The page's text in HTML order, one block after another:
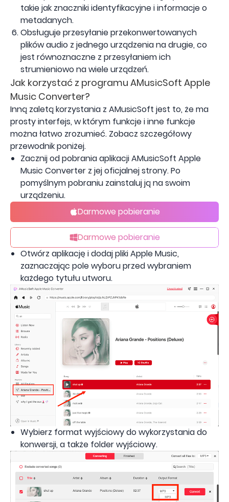
takie jak znaczniki identyfikacyjne i informacje o
metadanych.
Obsługuje przesyłanie przekonwertowanych
plików audio z jednego urządzenia na drugie, co
jest równoznaczne z przesyłaniem ich
strumieniowo na wiele urządzeń.
Jak korzystać z programu AMusicSoft Apple
Music Converter?
Inną zaletą korzystania z AMusicSoft jest to, że ma
prosty interfejs, w którym funkcje i inne funkcje
można łatwo zrozumieć. Zobacz szczegółowy
przewodnik poniżej.
Zacznij od pobrania aplikacji AMusicSoft Apple
Music Converter z jej oficjalnej strony. Po
pomyślnym pobraniu zainstaluj ją na swoim
urządzeniu.
Darmowe pobieranie
Darmowe pobieranie
Otwórz aplikację i dodaj pliki Apple Music,
zaznaczając pole wyboru przed wybraniem
każdego tytułu utworu.
Wybierz format wyjściowy do wykorzystania do
konwersji, a także folder wyjściowy.